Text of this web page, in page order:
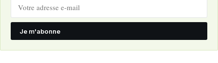
Je m'abonne